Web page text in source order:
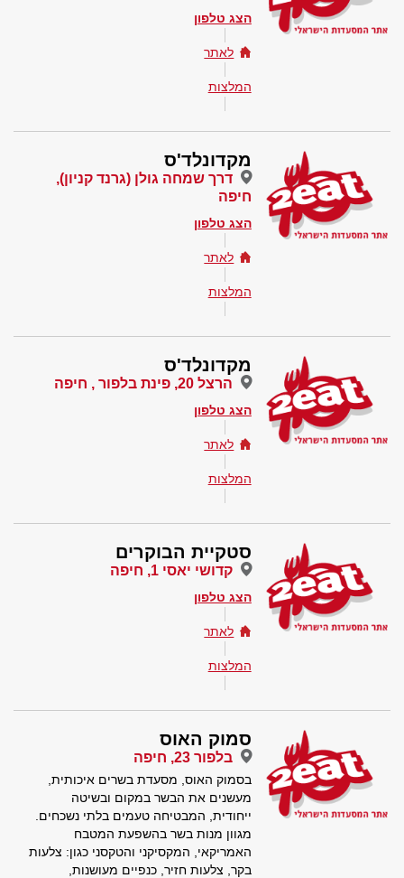
הצג טלפון
לאתר
המלצות
מקדונלד'ס
דרך שמחה גולן (גרנד קניון),
חיפה
הצג טלפון
לאתר
המלצות
מקדונלד'ס
הרצל 20, פינת בלפור , חיפה
הצג טלפון
לאתר
המלצות
סטקיית הבוקרים
קדושי יאסי 1, חיפה
הצג טלפון
לאתר
המלצות
סמוק האוס
בלפור 23, חיפה
בסמוק האוס, מסעדת בשרים איכותית,
מעשנים את הבשר במקום ובשיטה
ייחודית, המבטיחה טעמים בלתי נשכחים.
מגוון מנות בשר בהשפעת המטבח
האמריקאי, המקסיקני והטקסני כגון: צלעות
בקר, צלעות חזיר, כנפיים מעושנות,